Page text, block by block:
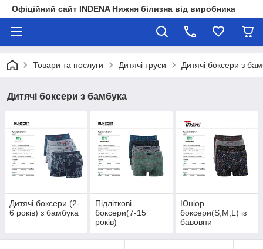
Офіційний сайт INDENA Нижня білизна від виробника
Товари та послуги Дитячі труси Дитячі боксери з
Дитячі боксери з бамбука
Дитячі боксери (2-
6 років) з бамбука
Підліткові
боксери(7-15
років)
Юніор
боксери(S,M,L) із
бавовни